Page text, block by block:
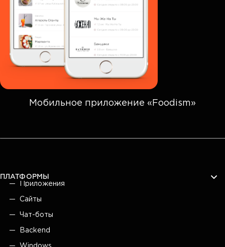
Мобильное приложение «Foodism»
ПЛАТФОРМЫ
Приложения
Сайты
Чат-боты
Backend